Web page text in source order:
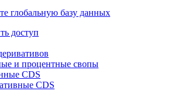
глобальную базу данных
доступ
и процентные свопы
CDS
CDS